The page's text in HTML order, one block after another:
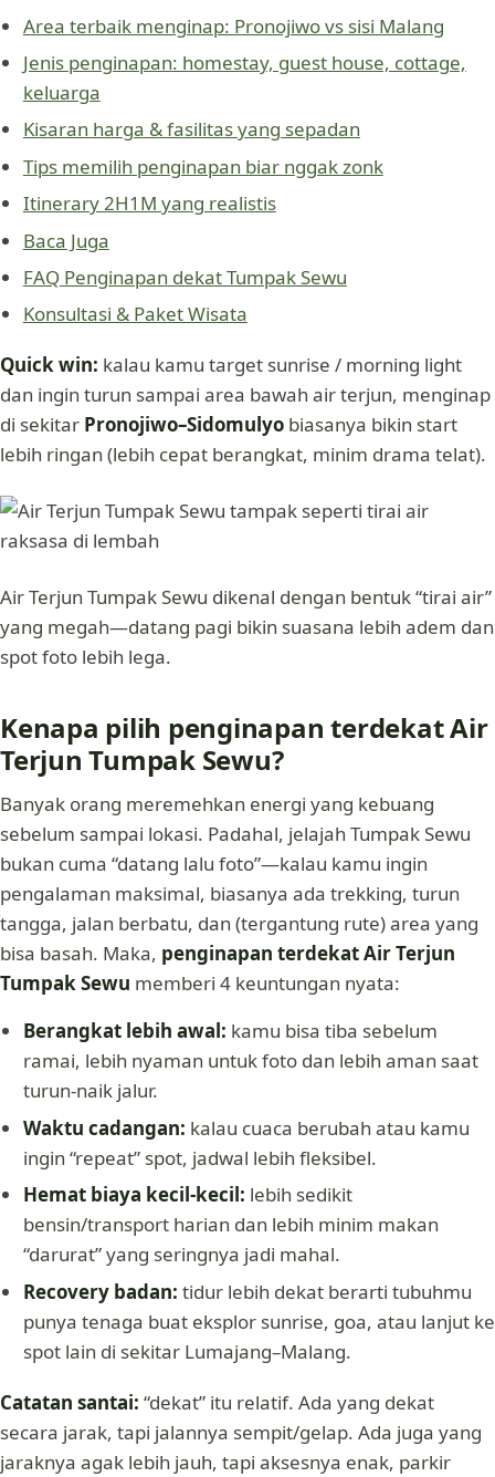
Area terbaik menginap: Pronojiwo vs sisi Malang
Jenis penginapan: homestay, guest house, cottage,
keluarga
Kisaran harga & fasilitas yang sepadan
Tips memilih penginapan biar nggak zonk
Itinerary 2H1M yang realistis
Baca Juga
FAQ Penginapan dekat Tumpak Sewu
Konsultasi & Paket Wisata
Quick win: kalau kamu target sunrise / morning light
dan ingin turun sampai area bawah air terjun, menginap
di sekitar Pronojiwo–Sidomulyo biasanya bikin start
lebih ringan (lebih cepat berangkat, minim drama telat).
Air Terjun Tumpak Sewu dikenal dengan bentuk “tirai air”
yang megah—datang pagi bikin suasana lebih adem dan
spot foto lebih lega.
Kenapa pilih penginapan terdekat Air
Terjun Tumpak Sewu?
Banyak orang meremehkan energi yang kebuang
sebelum sampai lokasi. Padahal, jelajah Tumpak Sewu
bukan cuma “datang lalu foto”—kalau kamu ingin
pengalaman maksimal, biasanya ada trekking, turun
tangga, jalan berbatu, dan (tergantung rute) area yang
bisa basah. Maka, penginapan terdekat Air Terjun
Tumpak Sewu memberi 4 keuntungan nyata:
Berangkat lebih awal: kamu bisa tiba sebelum
ramai, lebih nyaman untuk foto dan lebih aman saat
turun-naik jalur.
Waktu cadangan: kalau cuaca berubah atau kamu
ingin “repeat” spot, jadwal lebih fleksibel.
Hemat biaya kecil-kecil: lebih sedikit
bensin/transport harian dan lebih minim makan
“darurat” yang seringnya jadi mahal.
Recovery badan: tidur lebih dekat berarti tubuhmu
punya tenaga buat eksplor sunrise, goa, atau lanjut ke
spot lain di sekitar Lumajang–Malang.
Catatan santai: “dekat” itu relatif. Ada yang dekat
secara jarak, tapi jalannya sempit/gelap. Ada juga yang
jaraknya agak lebih jauh, tapi aksesnya enak, parkir